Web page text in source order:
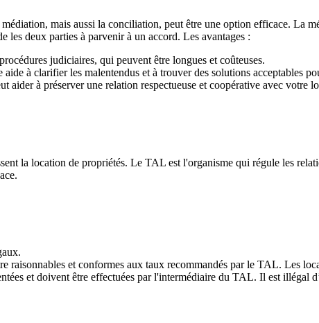
mais aussi la conciliation, peut être une option efficace. La
les deux parties à parvenir à un accord. Les avantages :
judiciaires, qui peuvent être longues et coûteuses.
à clarifier les malentendus et à trouver des solutions acceptables
aider à préserver une relation respectueuse et coopérative avec votre
la location de propriétés. Le TAL est l'organisme qui régule les
raisonnables et conformes aux taux recommandés par le TAL. Les
et doivent être effectuées par l'intermédiaire du TAL. Il est illégal